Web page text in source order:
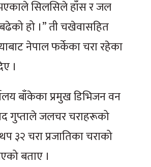
सिलसिले हाँस र जल
हो ।” ती चखेवासहित
नेपाल फर्केका चरा रहेका
।
बाँकेका प्रमुख डिभिजन वन
गुप्ताले जलचर चराहरूको
३२ चरा प्रजातिका चराको
बताए ।